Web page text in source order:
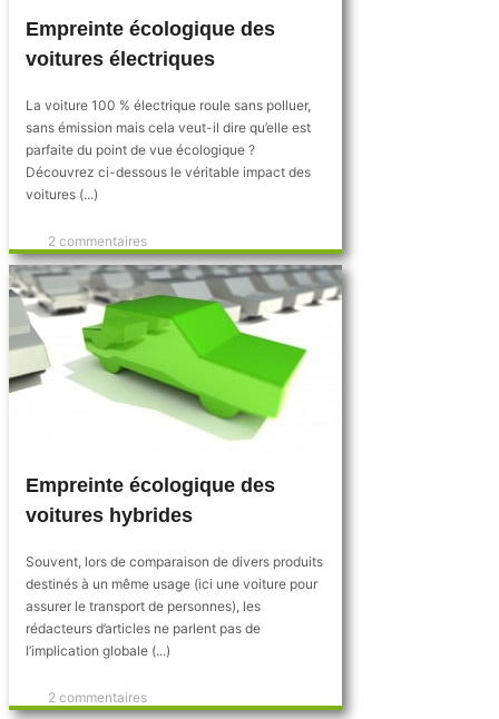
Empreinte écologique des
voitures électriques
La voiture 100 % électrique roule sans polluer,
sans émission mais cela veut-il dire qu’elle est
parfaite du point de vue écologique ?
Découvrez ci-dessous le véritable impact des
voitures (...)
2 commentaires
Empreinte écologique des
voitures hybrides
Souvent, lors de comparaison de divers produits
destinés à un même usage (ici une voiture pour
assurer le transport de personnes), les
rédacteurs d’articles ne parlent pas de
l’implication globale (...)
2 commentaires